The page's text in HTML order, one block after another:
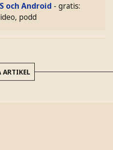
och Android - gratis:
podd
ARTIKEL